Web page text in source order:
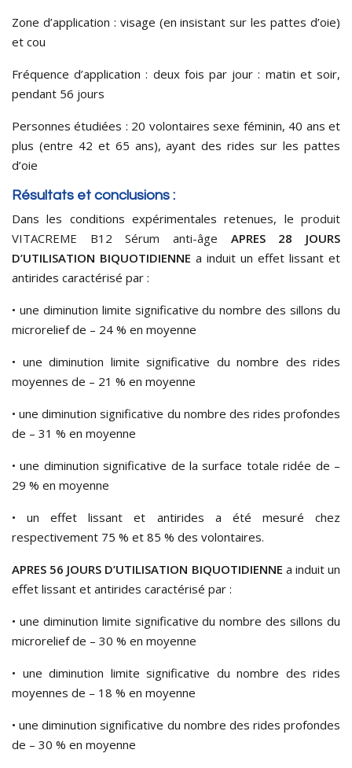
Zone d’application : visage (en insistant sur les pattes d’oie)
et cou
Fréquence d’application : deux fois par jour : matin et soir,
pendant 56 jours
Personnes étudiées : 20 volontaires sexe féminin, 40 ans et
plus (entre 42 et 65 ans), ayant des rides sur les pattes
d’oie
Résultats et conclusions :
Dans les conditions expérimentales retenues, le produit
VITACREME B12 Sérum anti-âge
APRES 28 JOURS
D’UTILISATION BIQUOTIDIENNE a induit un effet lissant et
antirides caractérisé par :
• une diminution limite significative du nombre des sillons du
microrelief de – 24 % en moyenne
• une diminution limite significative du nombre des rides
moyennes de – 21 % en moyenne
• une diminution significative du nombre des rides profondes
de – 31 % en moyenne
• une diminution significative de la surface totale ridée de –
29 % en moyenne
• un effet lissant et antirides a été mesuré chez
respectivement 75 % et 85 % des volontaires.
APRES 56 JOURS D’UTILISATION BIQUOTIDIENNE a induit un
effet lissant et antirides caractérisé par :
• une diminution limite significative du nombre des sillons du
microrelief de – 30 % en moyenne
• une diminution limite significative du nombre des rides
moyennes de – 18 % en moyenne
• une diminution significative du nombre des rides profondes
de – 30 % en moyenne